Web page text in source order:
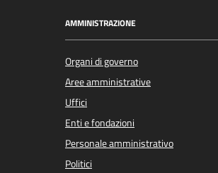
AMMINISTRAZIONE
Organi di governo
Aree amministrative
Uffici
Enti e fondazioni
Personale amministrativo
Politici